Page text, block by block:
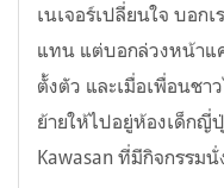
เนเจอร์เปลี่ยนใจ บอก
แทน แต่บอกล่วงหน้าแ
ตั้งตัว และเมื่อเพื่อนชา
ย้ายให้ไปอยู่ห้องเด็กญี่
Kawasan ที่มีกิจกรรมนั่